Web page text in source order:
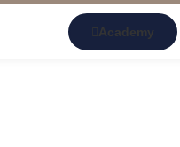
Academy